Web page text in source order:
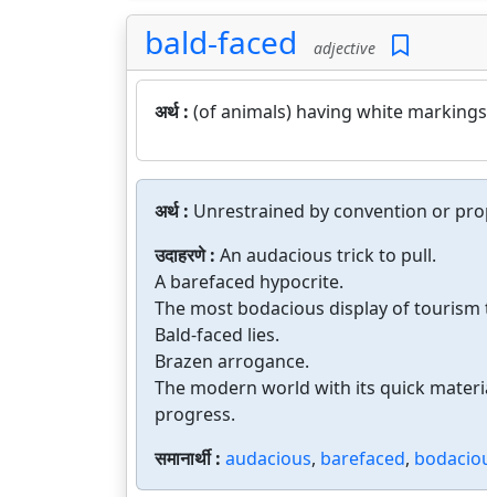
bald-faced adjective
अर्थ : (of animals) having white
अर्थ : Unrestrained by convention or
उदाहरणे : An audacious trick to pull.
A barefaced hypocrite.
The most bodacious display of tourism
Bald-faced lies.
Brazen arrogance.
The modern world with its quick
progress.
समानार्थी : audacious, barefaced,